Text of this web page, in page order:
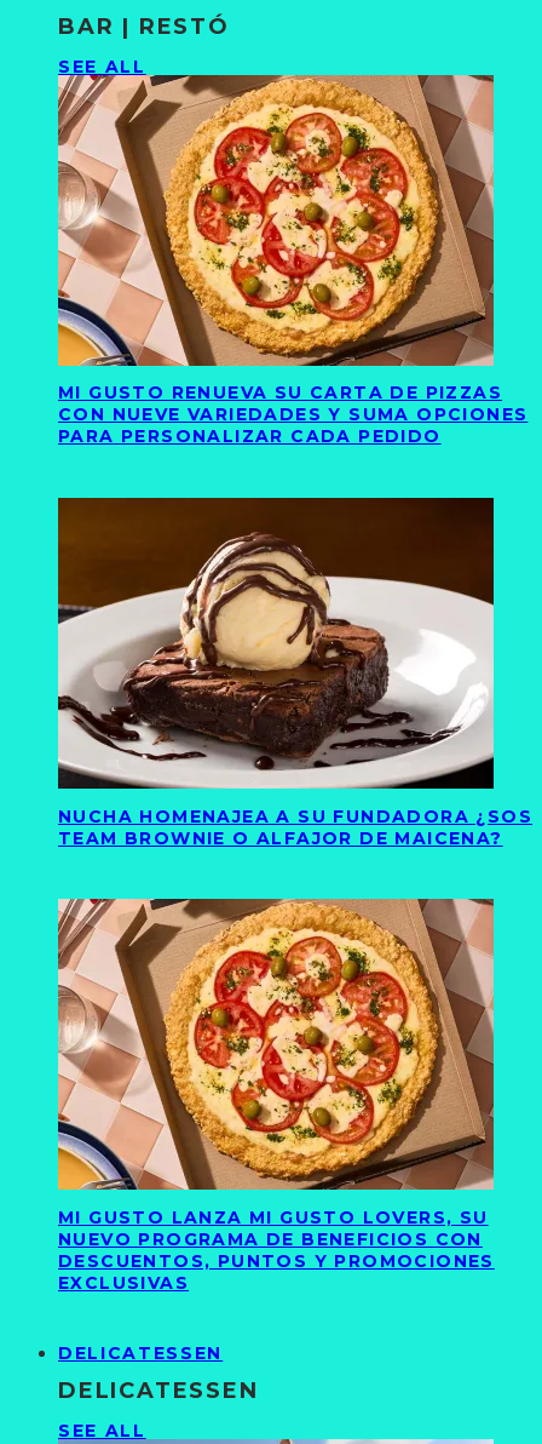
BAR | RESTÓ
SEE ALL
MI GUSTO RENUEVA SU CARTA DE PIZZAS
CON NUEVE VARIEDADES Y SUMA OPCIONES
PARA PERSONALIZAR CADA PEDIDO
NUCHA HOMENAJEA A SU FUNDADORA ¿SOS
TEAM BROWNIE O ALFAJOR DE MAICENA?
MI GUSTO LANZA MI GUSTO LOVERS, SU
NUEVO PROGRAMA DE BENEFICIOS CON
DESCUENTOS, PUNTOS Y PROMOCIONES
EXCLUSIVAS
DELICATESSEN
DELICATESSEN
SEE ALL